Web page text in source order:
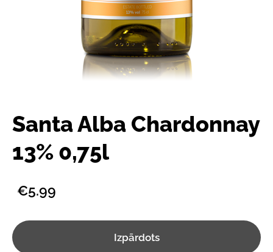
Santa Alba Chardonnay
13% 0,75l
€5.99
Izpārdots